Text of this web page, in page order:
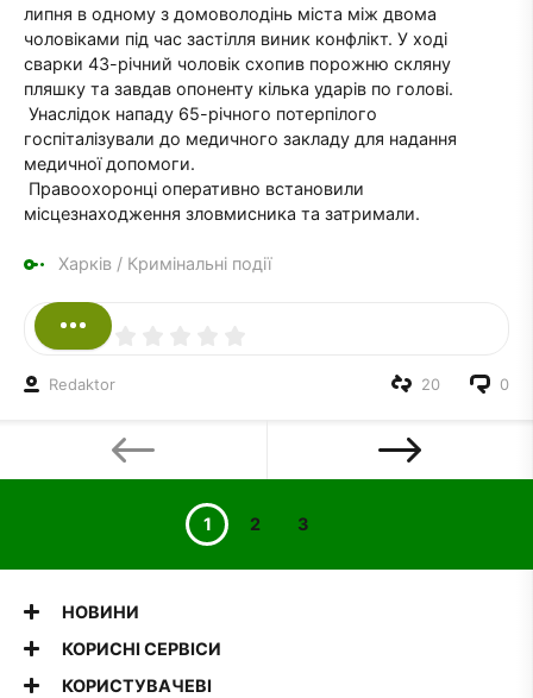
липня в одному з домоволодінь міста між двома
чоловіками під час застілля виник конфлікт. У ході
сварки 43-річний чоловік схопив порожню скляну
пляшку та завдав опоненту кілька ударів по голові.
Унаслідок нападу 65-річного потерпілого
госпіталізували до медичного закладу для надання
медичної допомоги.
Правоохоронці оперативно встановили
місцезнаходження зловмисника та затримали.
Харків / Кримінальні події
Redaktor 0
20
1 2 3
НОВИНИ
КОРИСНІ СЕРВІСИ
КОРИСТУВАЧЕВІ